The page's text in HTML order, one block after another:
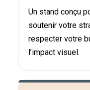
Un stand conçu
soutenir votre
respecter votre
l’impact visuel.